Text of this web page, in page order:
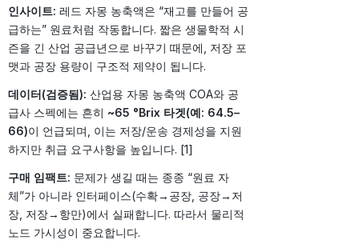
인사이트: 레드 자몽 농축액은 “재고를 만들어 공
급하는” 원료처럼 작동합니다. 짧은 생물학적 시
즌을 긴 산업 공급년으로 바꾸기 때문에, 저장 포
맷과 공장 용량이 구조적 제약이 됩니다.
데이터(검증됨): 산업용 자몽 농축액 COA와 공
급사 스펙에는 흔히 ~65 °Brix 타겟(예: 64.5–
66)이 언급되며, 이는 저장/운송 경제성을 지원
하지만 취급 요구사항을 높입니다. [1]
구매 임팩트: 문제가 생길 때는 종종 “원료 자
체”가 아니라 인터페이스(수확→공장, 공장→저
장, 저장→항만)에서 실패합니다. 따라서 물리적
노드 가시성이 중요합니다.